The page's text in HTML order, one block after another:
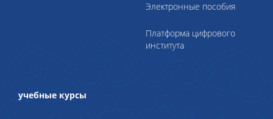
Электронные пособия
Платформа цифрового
института
учебные курсы